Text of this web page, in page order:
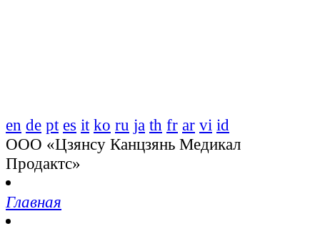
en de pt es it ko ru ja th fr ar vi id
ООО «Цзянсу Канцзянь Медикал
Продактс»
Главная